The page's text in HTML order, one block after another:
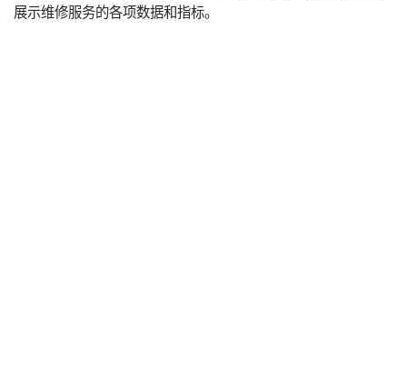
展示维修服务的各项数据和指标。